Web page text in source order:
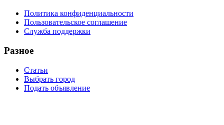
Политика конфиденциальности
Пользовательское соглашение
Служба поддержки
Разное
Статьи
Выбрать город
Подать объявление